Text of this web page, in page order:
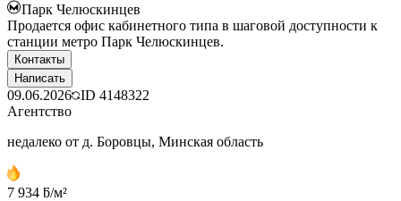
Парк Челюскинцев
Продается офис кабинетного типа в шаговой доступности к
станции метро Парк Челюскинцев.
Контакты
Написать
09.06.2026 ID 4148322
Агентство
недалеко от д. Боровцы, Минская область
7 934 ƃ/м²